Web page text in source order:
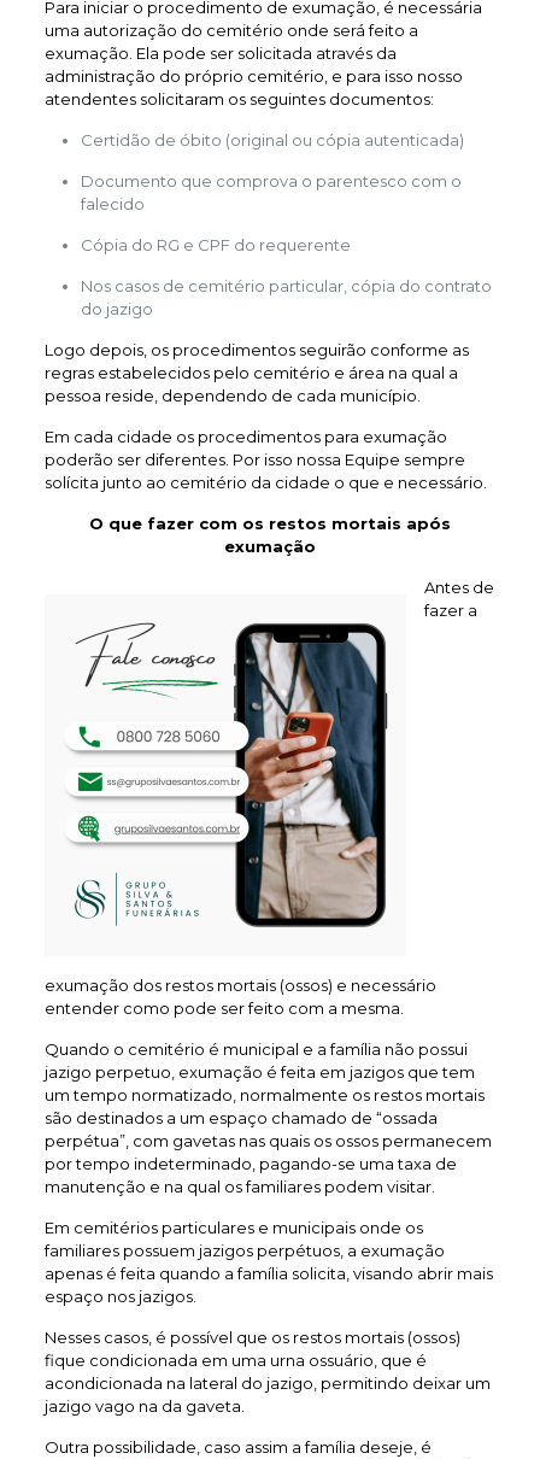
Para iniciar o procedimento de exumação, é necessária
uma autorização do cemitério onde será feito a
exumação. Ela pode ser solicitada através da
administração do próprio cemitério, e para isso nosso
atendentes solicitaram os seguintes documentos:
Certidão de óbito (original ou cópia autenticada)
Documento que comprova o parentesco com o
falecido
Cópia do RG e CPF do requerente
Nos casos de cemitério particular, cópia do contrato
do jazigo
Logo depois, os procedimentos seguirão conforme as
regras estabelecidos pelo cemitério e área na qual a
pessoa reside, dependendo de cada município.
Em cada cidade os procedimentos para exumação
poderão ser diferentes. Por isso nossa Equipe sempre
solícita junto ao cemitério da cidade o que e necessário.
O que fazer com os restos mortais após
exumação
Antes de
fazer a
exumação dos restos mortais (ossos) e necessário
entender como pode ser feito com a mesma.
Quando o cemitério é municipal e a família não possui
jazigo perpetuo, exumação é feita em jazigos que tem
um tempo normatizado, normalmente os restos mortais
são destinados a um espaço chamado de “ossada
perpétua”, com gavetas nas quais os ossos permanecem
por tempo indeterminado, pagando-se uma taxa de
manutenção e na qual os familiares podem visitar.
Em cemitérios particulares e municipais onde os
familiares possuem jazigos perpétuos, a exumação
apenas é feita quando a família solicita, visando abrir mais
espaço nos jazigos.
Nesses casos, é possível que os restos mortais (ossos)
fique condicionada em uma urna ossuário, que é
acondicionada na lateral do jazigo, permitindo deixar um
jazigo vago na da gaveta.
Outra possibilidade, caso assim a família deseje, é